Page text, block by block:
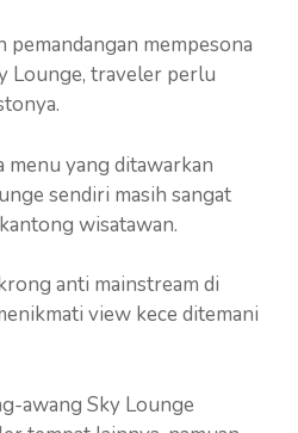
pemandangan mempesona
Lounge, traveler perlu
menu yang ditawarkan
sendiri masih sangat
wisatawan.
anti mainstream di
view kece ditemani
awang Sky Lounge